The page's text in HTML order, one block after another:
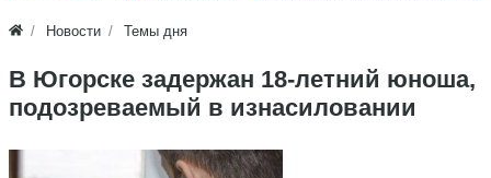
Новости Темы дня
В Югорске задержан 18-летний юноша,
подозреваемый в изнасиловании